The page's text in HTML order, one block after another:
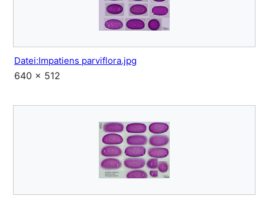
Datei:Impatiens parviflora.jpg
640 × 512